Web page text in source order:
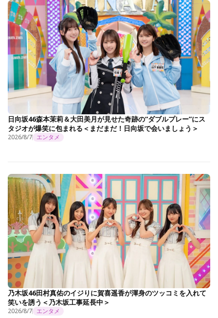
日向坂46森本茉莉＆大田美月が見せた奇跡の“ダブルプレー”にス
タジオが爆笑に包まれる＜まだまだ！日向坂で会いましょう＞
2026/8/7 エンタメ
乃木坂46田村真佑のイジりに賀喜遥香が渾身のツッコミを入れて
笑いを誘う＜乃木坂工事延長中＞
2026/8/7 エンタメ